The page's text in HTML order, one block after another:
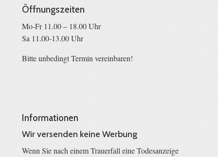
Öffnungszeiten
Mo-Fr 11.00 – 18.00 Uhr
Sa 11.00-13.00 Uhr
Bitte unbedingt Termin vereinbaren!
Informationen
Wir versenden keine Werbung
Wenn Sie nach einem Trauerfall eine Todesanzeige